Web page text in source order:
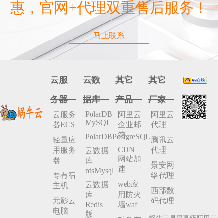
惠，官网+代理双重售后服务！
马上联系
云服
务器
云服务
器ECS
轻量应
用服务
器
专有宿
主机
无影云
电脑
云数
据库
PolarDB
MySQL
PolarDBPostgreSQL
云数据
库
rdsMysql
云数据
库
Redis
版
其它
产品
阿里云
企业邮
箱
CDN
网站加
速
web应
用防火
墙waf
其它
厂家
阿里云
代理
腾讯云
代理
景安网
络代理
西部数
码代理